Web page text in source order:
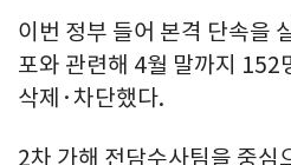
이번 정부 들어 본격 단속을
포와 관련해 4월 말까지
삭제·차단했다.
2차 가해 전담수사팀을 중심